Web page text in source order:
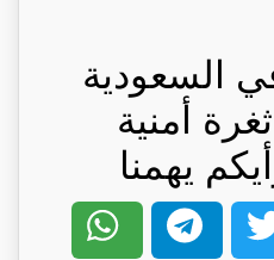
السعودية
أمنية
يهمنا